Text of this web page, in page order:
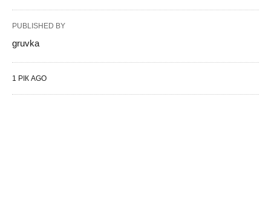
PUBLISHED BY
gruvka
1 РІК AGO